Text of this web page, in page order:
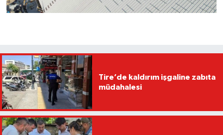
Tire’de kaldırım işgaline zabıta
müdahalesi